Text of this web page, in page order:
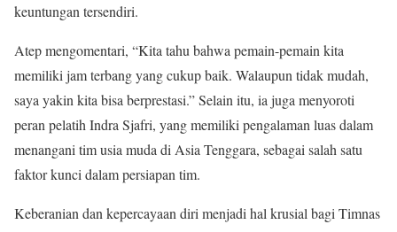
keuntungan tersendiri.
Atep mengomentari, “Kita tahu bahwa pemain-pemain kita
memiliki jam terbang yang cukup baik. Walaupun tidak mudah,
saya yakin kita bisa berprestasi.” Selain itu, ia juga menyoroti
peran pelatih Indra Sjafri, yang memiliki pengalaman luas dalam
menangani tim usia muda di Asia Tenggara, sebagai salah satu
faktor kunci dalam persiapan tim.
Keberanian dan kepercayaan diri menjadi hal krusial bagi Timnas